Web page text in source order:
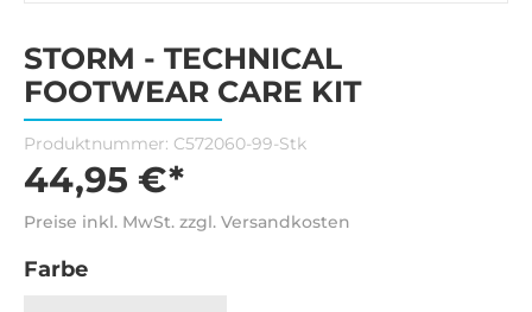
STORM - TECHNICAL
FOOTWEAR CARE KIT
Produktnummer: C572060-99-Stk
44,95 €*
Preise inkl. MwSt. zzgl. Versandkosten
Farbe